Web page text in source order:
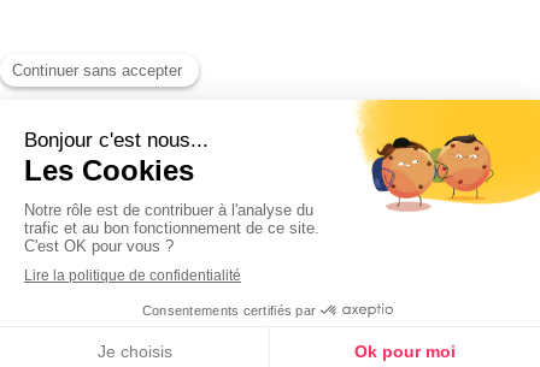
Recherche
Rechercher
Création par